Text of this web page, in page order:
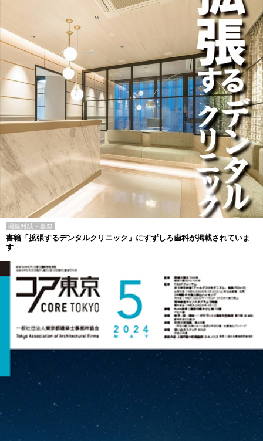
掲載雑誌・書籍
書籍「拡張するデンタルクリニック」にすずしろ歯科が掲載されていま
す